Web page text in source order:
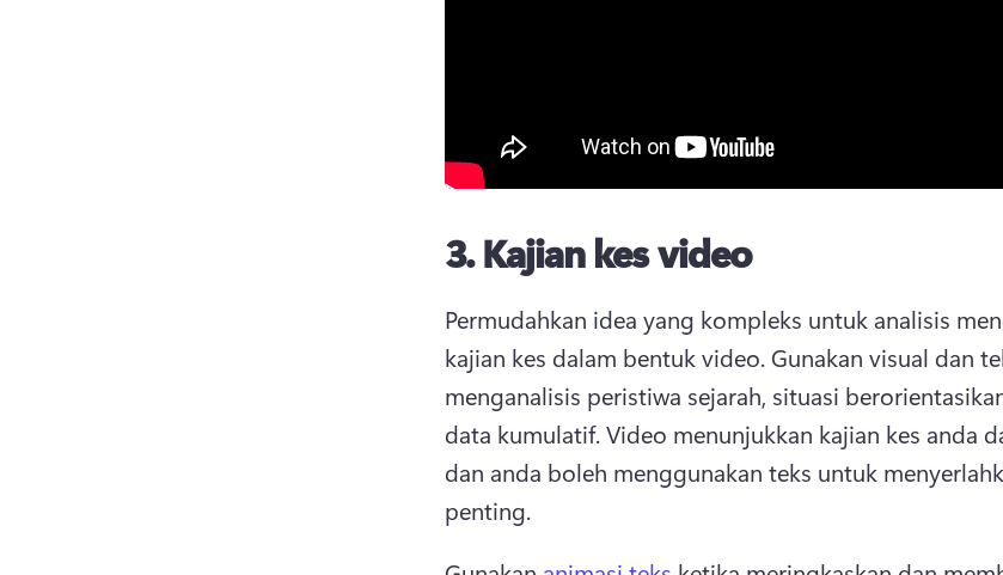
3.Kajian kes video
Permudahkan idea yang kompleks untuk analisis
kajian kes dalam bentuk video. Gunakan visual dan
menganalisis peristiwa sejarah, situasi
data kumulatif. Video menunjukkan kajian kes anda
dan anda boleh menggunakan teks untuk
penting.